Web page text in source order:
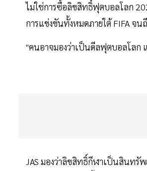
ไม่ใช่การซื้อลิขสิทธิ์ฟุตบอลโลก
การแข่งขันทั้งหมดภายใต้ FIFA จน
"คนอาจมองว่าเป็นดีลฟุตบอลโลก
JAS มองว่าลิขสิทธิ์กีฬาเป็นสินทรั